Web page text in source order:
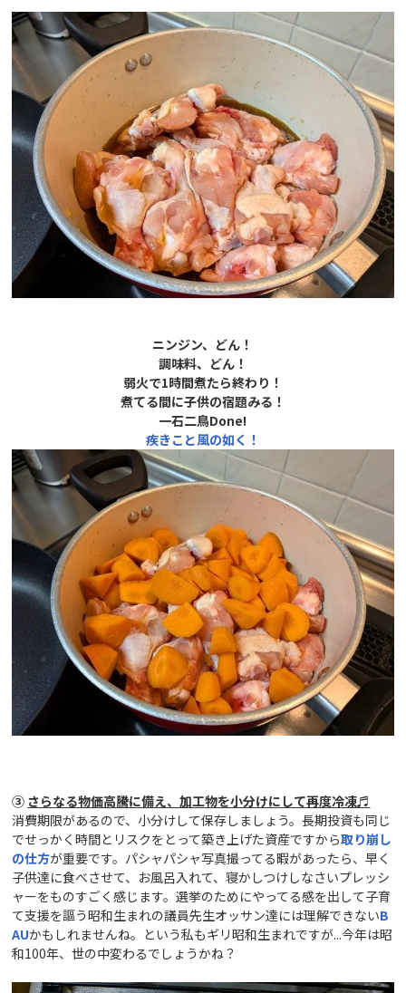
ニンジン、どん！
調味料、どん！
弱火で1時間煮たら終わり！
煮てる間に子供の宿題みる！
一石二鳥Done!
疾きこと風の如く！
③ さらなる物価高騰に備え、加工物を小分けにして再度冷凍♬
消費期限があるので、小分けして保存しましょう。長期投資も同じ
でせっかく時間とリスクをとって築き上げた資産ですから取り崩し
の仕方が重要です。パシャパシャ写真撮ってる暇があったら、早く
子供達に食べさせて、お風呂入れて、寝かしつけしなさいプレッシ
ャーをものすごく感じます。選挙のためにやってる感を出して子育
て支援を謳う昭和生まれの議員先生オッサン達には理解できないB
AUかもしれませんね。という私もギリ昭和生まれですが...今年は昭
和100年、世の中変わるでしょうかね？